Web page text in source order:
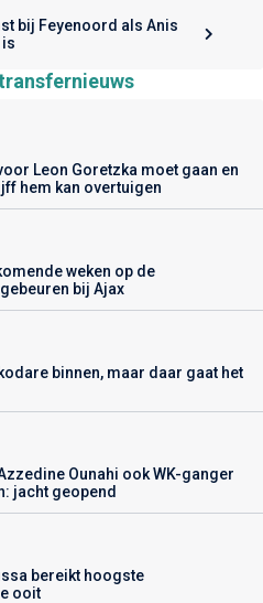
bij Feyenoord als Anis
Leon Goretzka moet gaan en
hem kan overtuigen
weken op de
bij Ajax
binnen, maar daar gaat het
Ounahi ook WK-ganger
jacht geopend
bereikt hoogste
ooit